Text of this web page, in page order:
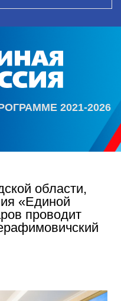
2021-2026
области,
«Единой
проводит